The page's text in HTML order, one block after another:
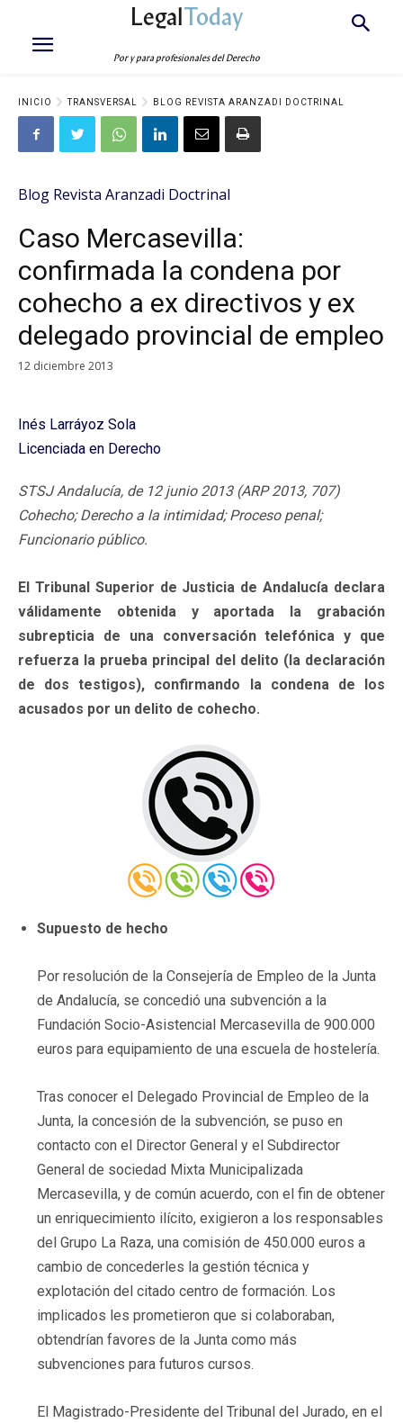
LegalToday
Por y para profesionales del Derecho
INICIO TRANSVERSAL BLOG REVISTA ARANZADI DOCTRINAL
Blog Revista Aranzadi Doctrinal
Caso Mercasevilla:
confirmada la condena por
cohecho a ex directivos y ex
delegado provincial de empleo
12 diciembre 2013
Inés Larráyoz Sola
Licenciada en Derecho
STSJ Andalucía, de 12 junio 2013 (ARP 2013, 707)
Cohecho; Derecho a la intimidad; Proceso penal;
Funcionario público.
El Tribunal Superior de Justicia de Andalucía declara
válidamente obtenida y aportada la grabación
subrepticia de una conversación telefónica y que
refuerza la prueba principal del delito (la declaración
de dos testigos), confirmando la condena de los
acusados por un delito de cohecho.
Supuesto de hecho
Por resolución de la Consejería de Empleo de la Junta
de Andalucía, se concedió una subvención a la
Fundación Socio-Asistencial Mercasevilla de 900.000
euros para equipamiento de una escuela de hostelería.
Tras conocer el Delegado Provincial de Empleo de la
Junta, la concesión de la subvención, se puso en
contacto con el Director General y el Subdirector
General de sociedad Mixta Municipalizada
Mercasevilla, y de común acuerdo, con el fin de obtener
un enriquecimiento ilícito, exigieron a los responsables
del Grupo La Raza, una comisión de 450.000 euros a
cambio de concederles la gestión técnica y
explotación del citado centro de formación. Los
implicados les prometieron que si colaboraban,
obtendrían favores de la Junta como más
subvenciones para futuros cursos.
El Magistrado-Presidente del Tribunal del Jurado, en el